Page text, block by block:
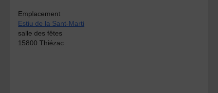
Emplacement
Estiu de la Sant-Marti
salle des fêtes
15800 Thiézac